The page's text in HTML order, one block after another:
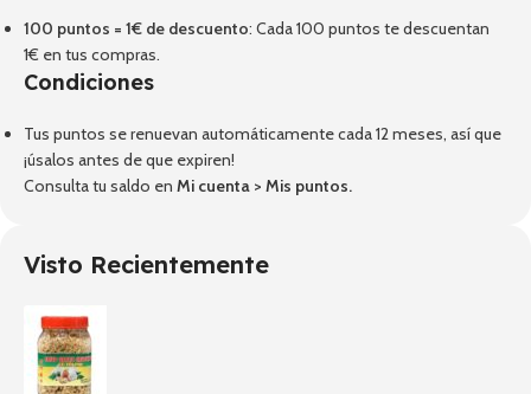
100 puntos = 1€ de descuento: Cada 100 puntos te descuentan
1€ en tus compras.
Condiciones
Tus puntos se renuevan automáticamente cada 12 meses, así que
¡úsalos antes de que expiren!
Consulta tu saldo en Mi cuenta > Mis puntos.
Visto Recientemente